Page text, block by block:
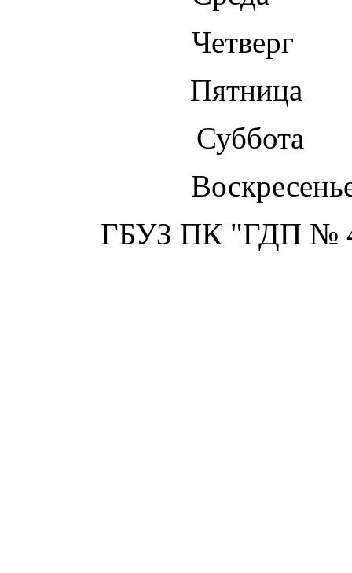
ГБУЗ ПК "ГДП №